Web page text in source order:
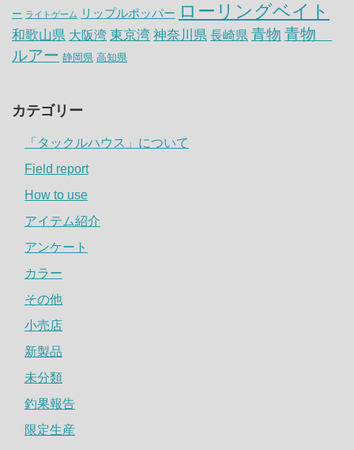
ー ライトゲーム リップルポッパー ローリングベイト
和歌山県 大阪湾 東京湾 神奈川県 長崎県 青物 青物
ルアー 静岡県 高知県
カテゴリー
「タックルハウス」について
Field report
How to use
アイテム紹介
アンケート
カラー
その他
小売店
新製品
未分類
釣果報告
限定生産